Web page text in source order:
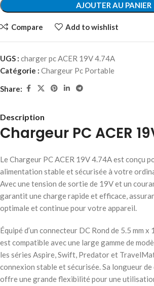
AJOUTER AU PANIER
Compare Add to wishlist
UGS : charger pc ACER 19V 4.74A
Catégorie : Chargeur Pc Portable
Share:
Description
Chargeur PC ACER
Le Chargeur PC ACER 19V 4.74A est conçu
alimentation stable et sécurisée à votre
Avec une tension de sortie de 19V et un
garantit une charge rapide et efficace,
optimale et continue pour votre appareil.
Équipé d’un connecteur DC Rond de 5.5 mm x
est compatible avec une large gamme de
les séries Aspire, Swift, Predator et
connexion stable et sécurisée. Sa longueur
offre une grande flexibilité pour une